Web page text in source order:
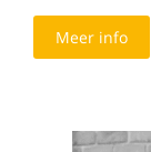
Meer info